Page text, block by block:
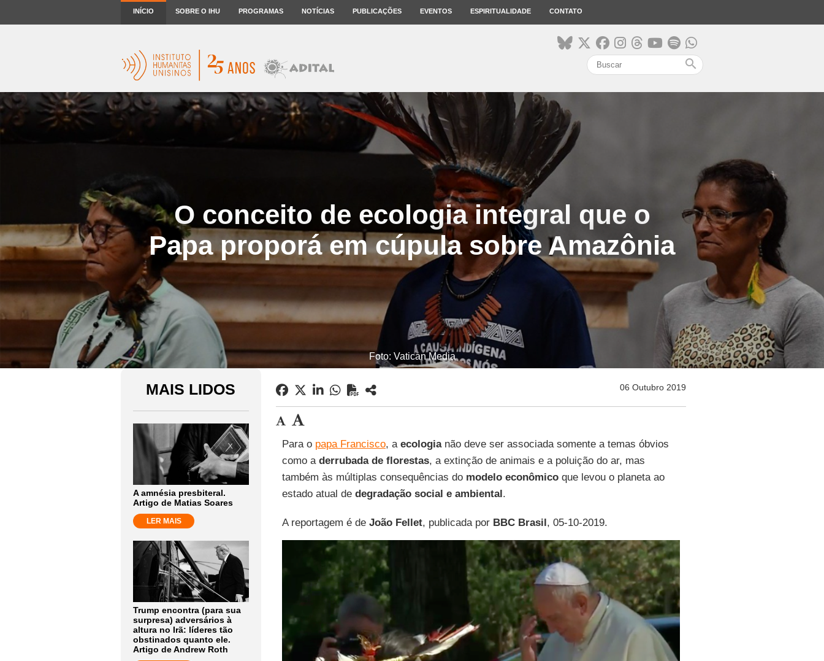
INÍCIO SOBRE O IHU PROGRAMAS NOTÍCIAS PUBLICAÇÕES EVENTOS ESPIRITUALIDADE CONTATO
search
O conceito de ecologia integral que o
Papa proporá em cúpula sobre Amazônia
Foto: Vatican Media
MAIS LIDOS
A amnésia presbiteral.
Artigo de Matias Soares
LER MAIS
Trump encontra (para sua
surpresa) adversários à
altura no Irã: líderes tão
obstinados quanto ele.
Artigo de Andrew Roth
06 Outubro 2019
Para o papa Francisco, aecologianão deve ser associada somente a temas óbvios
como aderrubada de florestas, a extinção de animais e a poluição do ar, mas
também às múltiplas consequências domodelo econômicoque levou o planeta ao
estado atual de degradação social e ambiental.
A reportagem é de João Fellet, publicada por BBC Brasil, 05-10-2019.